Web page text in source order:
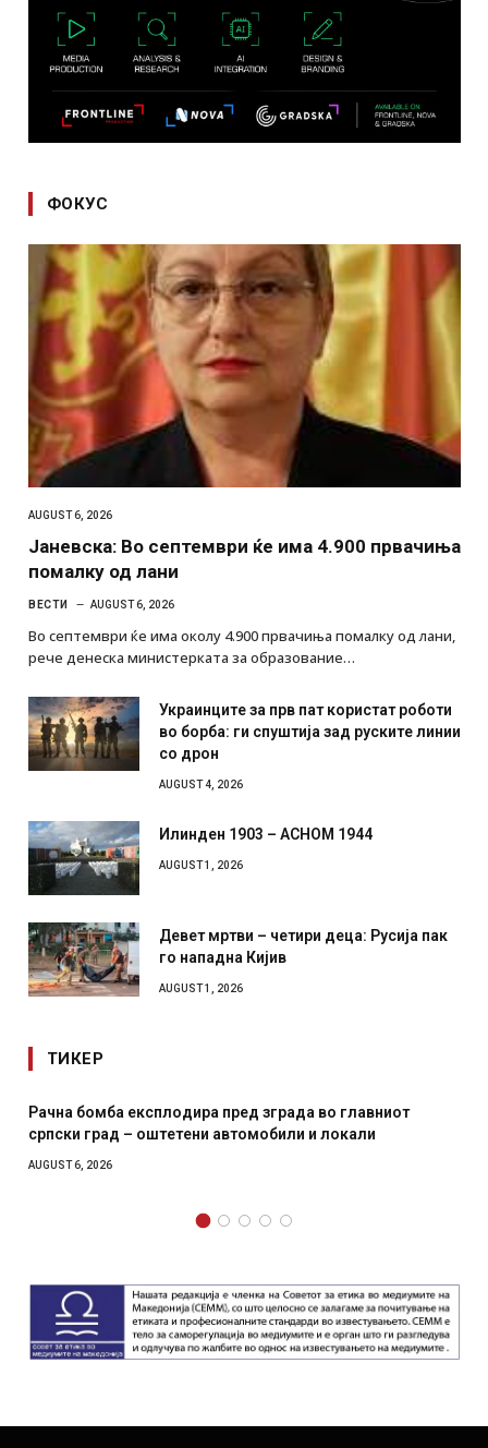
ФОКУС
AUGUST 6, 2026
Јаневска: Во септември ќе има 4.900 првачиња
помалку од лани
ВЕСТИ AUGUST 6, 2026
Во септември ќе има околу 4.900 првачиња помалку од лани,
рече денеска министерката за образование…
Украинците за прв пат користат роботи
во борба: ги спуштија зад руските линии
со дрон
AUGUST 4, 2026
Илинден 1903 – АСНОМ 1944
AUGUST 1, 2026
Девет мртви – четири деца: Русија пак
го нападна Кијив
AUGUST 1, 2026
ТИКЕР
зграда во главниот
и локали
И Данска се милитарилизира –
месечна воена